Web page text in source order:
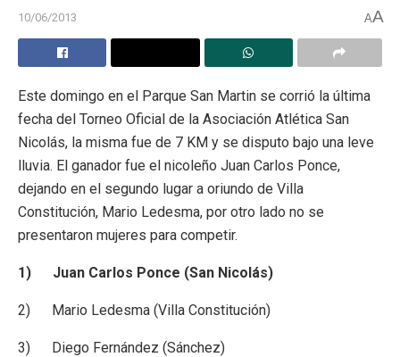
10/06/2013 AA
Este domingo en el Parque San Martin se corrió la última
fecha del Torneo Oficial de la Asociación Atlética San
Nicolás, la misma fue de 7 KM y se disputo bajo una leve
lluvia. El ganador fue el nicoleño Juan Carlos Ponce,
dejando en el segundo lugar a oriundo de Villa
Constitución, Mario Ledesma, por otro lado no se
presentaron mujeres para competir.
1) Juan Carlos Ponce (San Nicolás)
2) Mario Ledesma (Villa Constitución)
3) Diego Fernández (Sánchez)